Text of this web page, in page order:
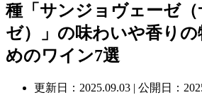
種「サンジョヴェーゼ
ゼ）」の味わいや香り
めのワイン7選
更新日： 2025.09.03 | 公開日：